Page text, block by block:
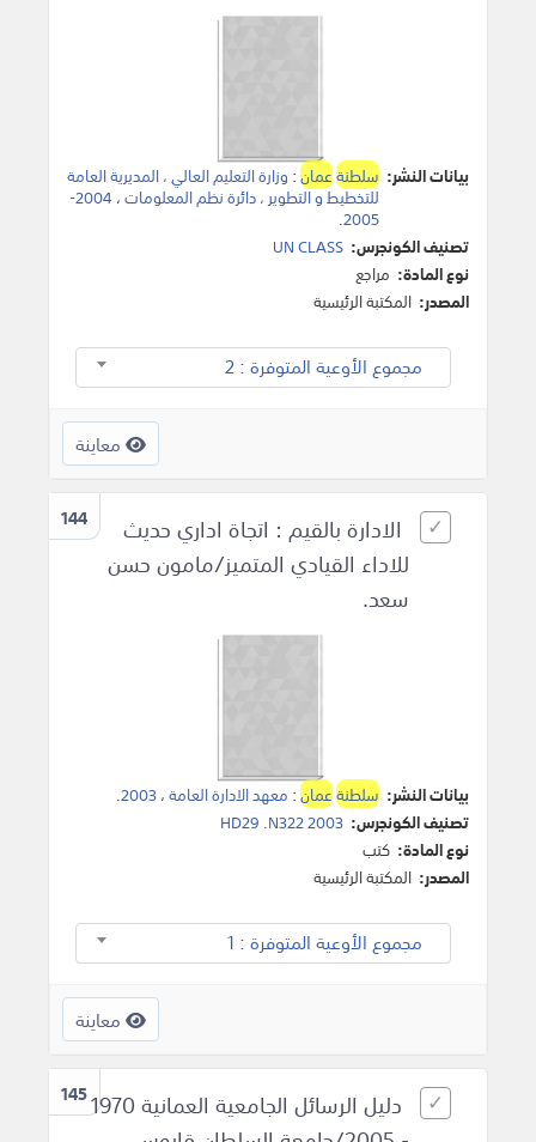
بيانات النشر: سلطنةعمان: وزارة التعليم العالي ، المديرية العامة
للتخطيط و التطوير ، دائرة نظم المعلومات، 2004-
2005
.
تصنيف الكونجرس: UN CLASS
نوع المادة: مراجع
المصدر: المكتبة الرئيسية
مجموع الأوعية المتوفرة : 2
معاينة
144
الادارة بالقيم : اتجاة اداري حديث
للاداء القيادي المتميز/مامون حسن
سعد.
بيانات النشر: سلطنةعمان: معهد الادارة العامة،2003
.
تصنيف الكونجرس: HD29 .N322 2003
نوع المادة: كتب
المصدر: المكتبة الرئيسية
مجموع الأوعية المتوفرة : 1
معاينة
145دليل الرسائل الجامعية العمانية 1970